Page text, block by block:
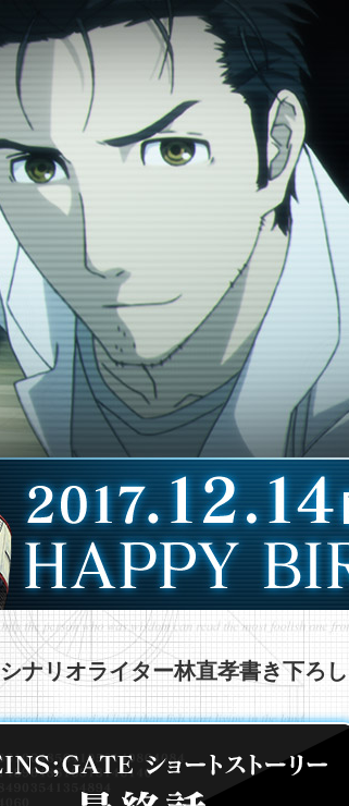
シナリオライター林直孝書き下ろし